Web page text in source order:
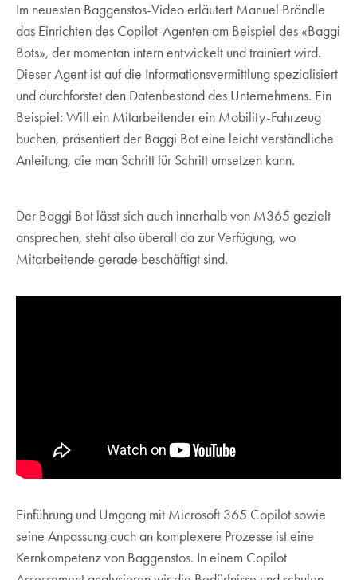
Im neuesten Baggenstos-Video erläutert Manuel Brändle
das Einrichten des Copilot-Agenten am Beispiel des «Baggi
Bots», der momentan intern entwickelt und trainiert wird.
Dieser Agent ist auf die Informationsvermittlung spezialisiert
und durchforstet den Datenbestand des Unternehmens. Ein
Beispiel: Will ein Mitarbeitender ein Mobility-Fahrzeug
buchen, präsentiert der Baggi Bot eine leicht verständliche
Anleitung, die man Schritt für Schritt umsetzen kann.
Der Baggi Bot lässt sich auch innerhalb von M365 gezielt
ansprechen, steht also überall da zur Verfügung, wo
Mitarbeitende gerade beschäftigt sind.
Einführung und Umgang mit Microsoft 365 Copilot sowie
seine Anpassung auch an komplexere Prozesse ist eine
Kernkompetenz von Baggenstos. In einem Copilot